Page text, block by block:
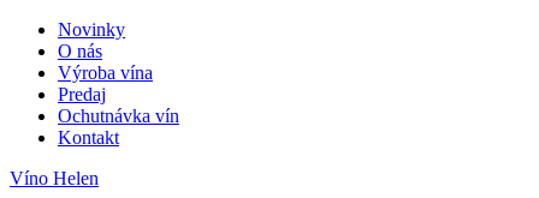
Novinky
O nás
Výroba vína
Predaj
Ochutnávka vín
Kontakt
Víno Helen